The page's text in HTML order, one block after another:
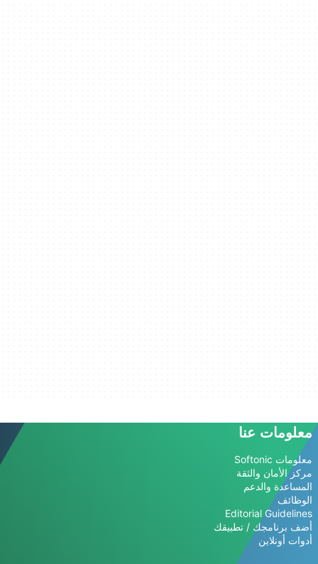
معلومات عنا
معلومات Softonic
مركز الأمان والثقة
المساعدة والدعم
الوظائف
Editorial Guidelines
أضف برنامجك / تطبيقك
أدوات أونلاين